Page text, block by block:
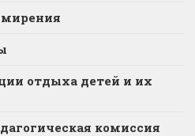
отдыха детей и их
комиссия